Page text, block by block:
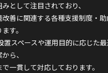
として注目されており、
善に関連する各種支援制度・
す。
置スペースや運用目的に応じた
ら、
一貫して対応しております。